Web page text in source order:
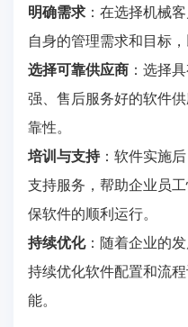
明确需求 ：在选择机械
自身的管理需求和目标
选择可靠供应商 ：选择
强、售后服务好的软件
靠性。
培训与支持：软件实施
支持服务，帮助企业员
保软件的顺利运行。
持续优化：随着企业的
持续优化软件配置和流
能。